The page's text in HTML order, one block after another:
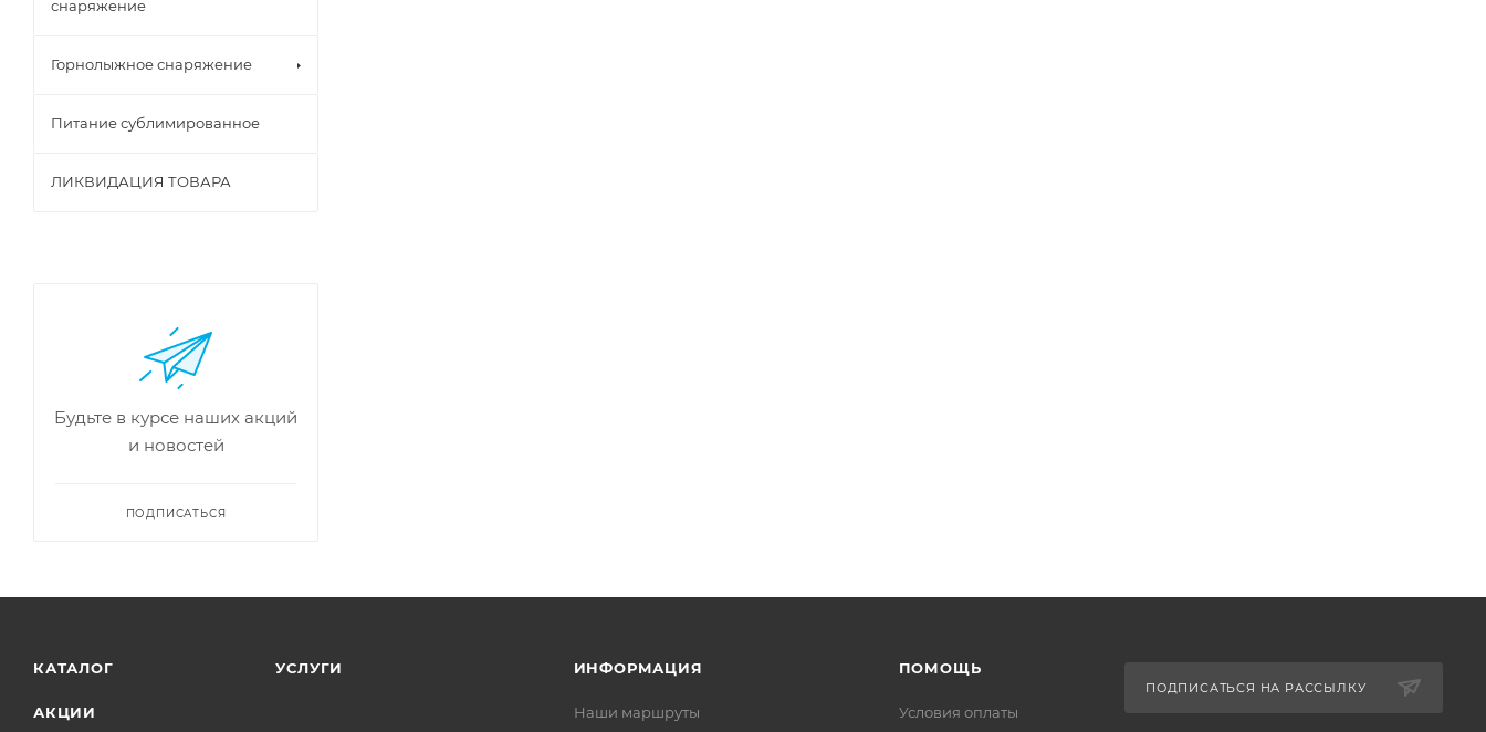
снаряжение
Горнолыжное снаряжение
Питание сублимированное
ЛИКВИДАЦИЯ ТОВАРА
Будьте в курсе наших акций
и новостей
ПОДПИСАТЬСЯ
КАТАЛОГ
АКЦИИ
УСЛУГИ ИНФОРМАЦИЯ
Наши маршруты
ПОМОЩЬ
Условия оплаты
ПОДПИСАТЬСЯ НА РАССЫЛКУ